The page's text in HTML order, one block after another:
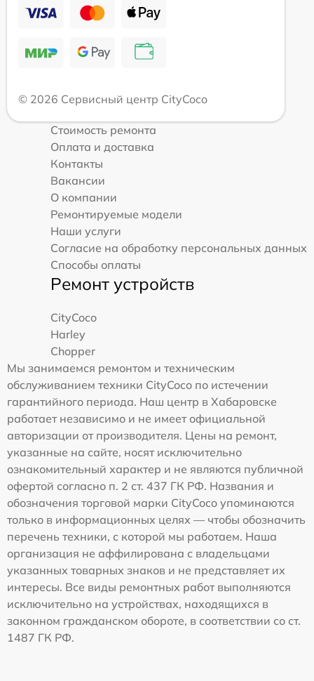
© 2026 Сервисный центр CityCoco
Стоимость ремонта
Оплата и доставка
Контакты
Вакансии
О компании
Ремонтируемые модели
Наши услуги
Согласие на обработку персональных данных
Способы оплаты
Ремонт устройств
CityCoco
Harley
Chopper
Мы занимаемся ремонтом и техническим
обслуживанием техники CityCoco по истечении
гарантийного периода. Наш центр в Хабаровске
работает независимо и не имеет официальной
авторизации от производителя. Цены на ремонт,
указанные на сайте, носят исключительно
ознакомительный характер и не являются публичной
офертой согласно п. 2 ст. 437 ГК РФ. Названия и
обозначения торговой марки CityCoco упоминаются
только в информационных целях — чтобы обозначить
перечень техники, с которой мы работаем. Наша
организация не аффилирована с владельцами
указанных товарных знаков и не представляет их
интересы. Все виды ремонтных работ выполняются
исключительно на устройствах, находящихся в
законном гражданском обороте, в соответствии со ст.
1487 ГК РФ.